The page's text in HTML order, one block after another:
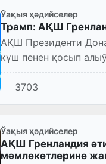
Ўақыя ҳәдийселер
Трамп: АҚШ
АҚШ Президенти
күш пенен қосып
3703
Ўақыя ҳәдийселер
АҚШ Гренландия
мәмлекетлерине